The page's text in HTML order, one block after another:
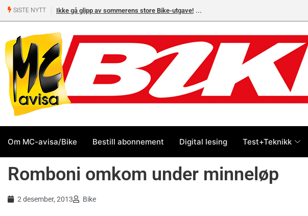
SISTE NYTT Ikke gå glipp av sommerens store Bike-utgave!
Om MC-avisa/Bike Bestill abonnement Digital lesing Test+Teknikk
Romboni omkom under minneløp
2 desember, 2013 Bike